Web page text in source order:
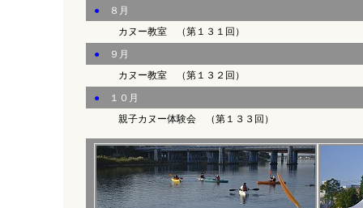
●
８月
カヌー教室 （第１３１回）
●
９月
カヌー教室 （第１３２回）
●
１０月
親子カヌー体験会 （第１３３回）